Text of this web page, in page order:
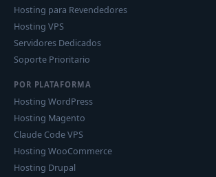
Hosting para Revendedores
Hosting VPS
Servidores Dedicados
Soporte Prioritario
POR PLATAFORMA
Hosting WordPress
Hosting Magento
Claude Code VPS
Hosting WooCommerce
Hosting Drupal